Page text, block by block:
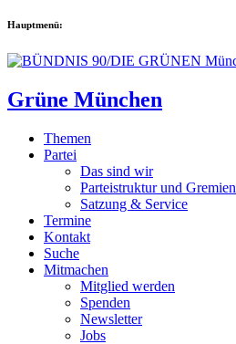
Hauptmenü:
Grüne München
Themen
Partei
Das sind wir
Parteistruktur und Gremien
Satzung & Service
Termine
Kontakt
Suche
Mitmachen
Mitglied werden
Spenden
Newsletter
Jobs